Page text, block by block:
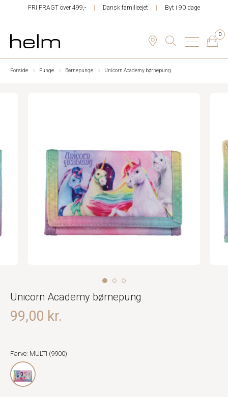
FRI FRAGT over 499,- Dansk familieejet Byt i 90 dage
0
Forside Punge Børnepunge Unicorn Academy børnepung
Unicorn Academy børnepung
99,00 kr.
Farve: MULTI (9900)